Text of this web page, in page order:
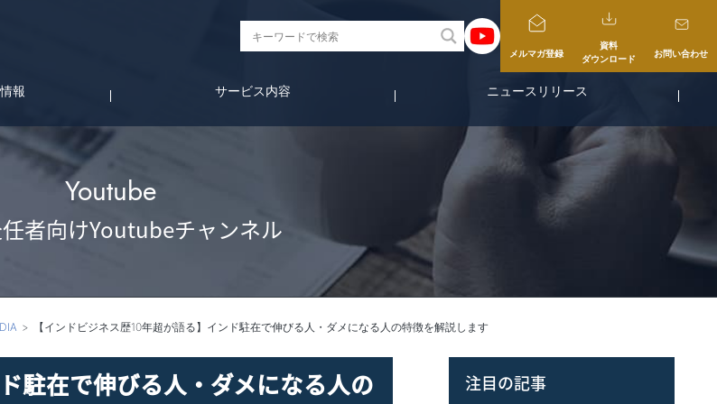
メルマガ登録
資料
ダウンロード
お問い合わせ
報 サービス内容 ニュースリリース
Youtube
者向けYoutubeチャンネル
【インドビジネス歴10年超が語る】インド駐在で伸びる人・ダメになる人の特徴を解説します
駐在で伸びる人・ダメになる人の 注目の記事